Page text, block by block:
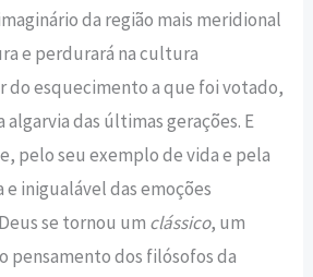
da região mais meridional
e perdurará na cultura
do esquecimento a que foi votado,
das últimas gerações. E
pelo seu exemplo de vida e pela
e inigualável das emoções
se tornou um clássico, um
pensamento dos filósofos da